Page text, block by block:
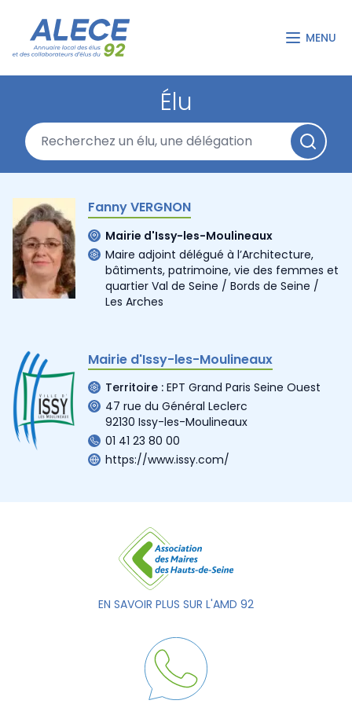
MENU
Élu
Fanny VERGNON
Mairie d'Issy-les-Moulineaux
Maire adjoint délégué à l’Architecture,
bâtiments, patrimoine, vie des femmes et
quartier Val de Seine / Bords de Seine /
Les Arches
Mairie d'Issy-les-Moulineaux
Territoire : EPT Grand Paris Seine Ouest
47 rue du Général Leclerc
92130 Issy-les-Moulineaux
01 41 23 80 00
https://www.issy.com/
EN SAVOIR PLUS SUR L'AMD 92